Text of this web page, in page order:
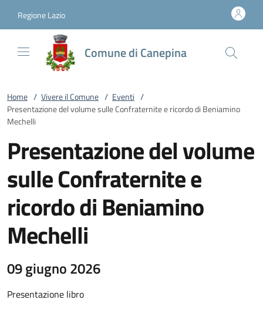
Regione Lazio
Comune di Canepina
Home / Vivere il Comune / Eventi /
Presentazione del volume sulle Confraternite e ricordo di Beniamino
Mechelli
Presentazione del volume
sulle Confraternite e
ricordo di Beniamino
Mechelli
09 giugno 2026
Presentazione libro